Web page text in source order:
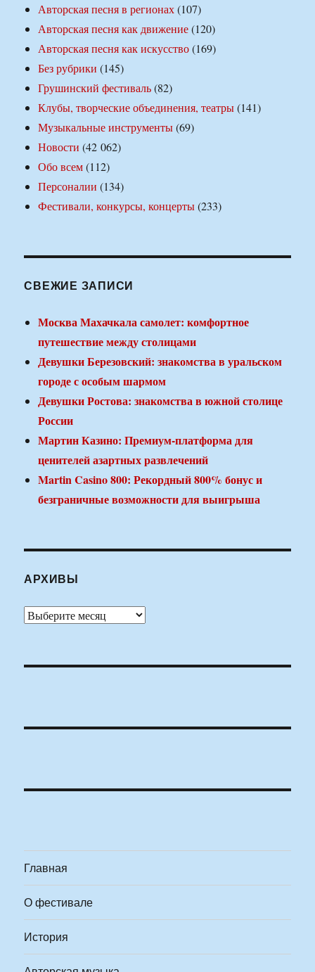
Авторская песня в регионах(107)
Авторская песня как движение(120)
Авторская песня как искусство(169)
Без рубрики (145)
Грушинский фестиваль(82)
Клубы, творческие объединения, театры(141)
Музыкальные инструменты(69)
Новости (42 062)
Обо всем(112)
Персоналии (134)
Фестивали, конкурсы, концерты(233)
СВЕЖИЕ ЗАПИСИ
Москва Махачкала самолет: комфортное
путешествие между столицами
Девушки Березовский: знакомства в уральском
городе с особым шармом
Девушки Ростова: знакомства в южной столице
России
Мартин Казино: Премиум-платформа для
ценителей азартных развлечений
Martin Casino 800: Рекордный 800% бонус и
безграничные возможности для выигрыша
АРХИВЫ
Архивы
Главная
О фестивале
История